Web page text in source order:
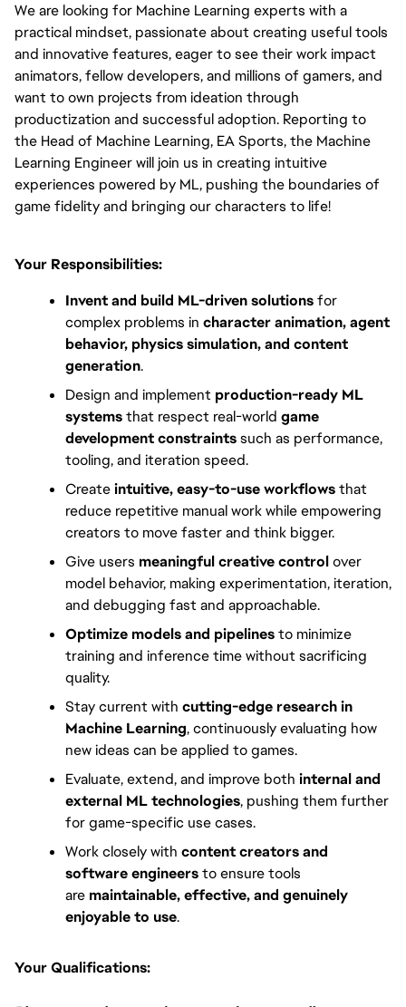
We are looking for Machine Learning experts with a
practical mindset, passionate about creating useful tools
and innovative features, eager to see their work impact
animators, fellow developers, and millions of gamers, and
want to own projects from ideation through
productization and successful adoption. Reporting to
the Head of Machine Learning, EA Sports, the Machine
Learning Engineer will join us in creating intuitive
experiences powered by ML, pushing the boundaries of
game fidelity and bringing our characters to life!
Your Responsibilities:
Invent and build ML-driven solutions for
complex problems in character animation, agent
behavior, physics simulation, and content
generation.
Design and implement production-ready ML
systems that respect real-world game
development constraints such as performance,
tooling, and iteration speed.
Create intuitive, easy-to-use workflows that
reduce repetitive manual work while empowering
creators to move faster and think bigger.
Give users meaningful creative control over
model behavior, making experimentation, iteration,
and debugging fast and approachable.
Optimize models and pipelines to minimize
training and inference time without sacrificing
quality.
Stay current with cutting-edge research in
Machine Learning, continuously evaluating how
new ideas can be applied to games.
Evaluate, extend, and improve both internal and
external ML technologies, pushing them further
for game-specific use cases.
Work closely with content creators and
software engineers to ensure tools
are maintainable, effective, and genuinely
enjoyable to use.
Your Qualifications: